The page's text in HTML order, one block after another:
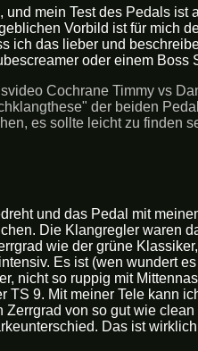
mein Test des Pedals ist
Vorbild ist für mich
ich das lieber und
oder einem Boss
Cochrane Timmy vs
der beiden
es sollte leicht zu finden
und das Pedal mit
Die Klangregler waren
wie der grüne
Es ist (wen wundert
nicht so ruppig mit
TS 9. Mit meiner Tele kann
von so gut wie
Das ist